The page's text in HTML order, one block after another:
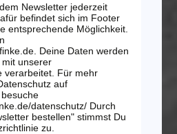
Newsletter jederzeit
befindet sich im Footer
entsprechende Möglichkeit.
Deine Daten werden
unserer
verarbeitet. Für mehr
auf
datenschutz/ Durch
bestellen" stimmst Du
zu.